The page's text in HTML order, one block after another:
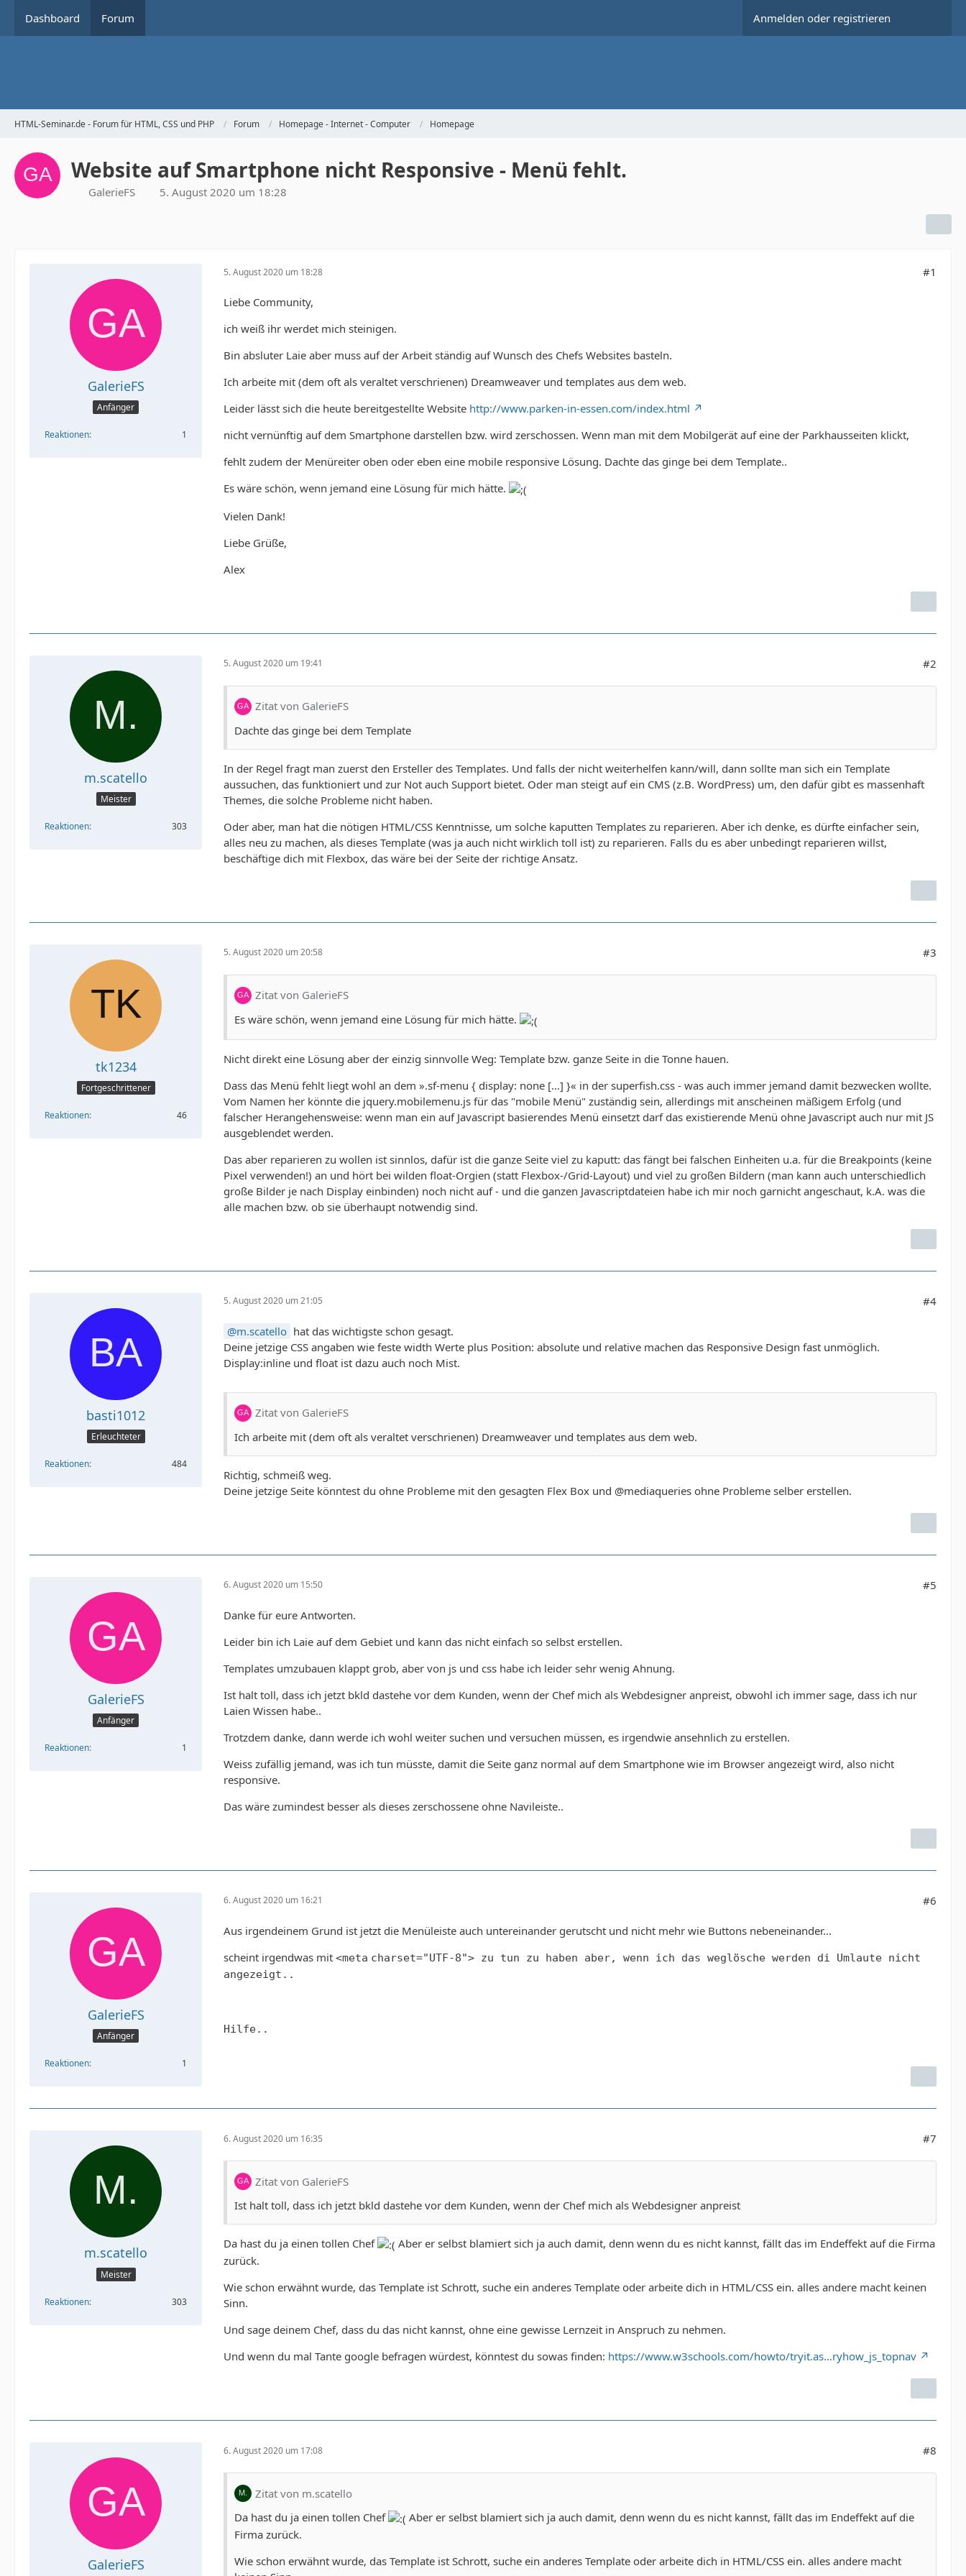
Dashboard Forum Anmelden oder registrieren
HTML-Seminar.de - Forum für HTML, CSS und PHP Forum Homepage - Internet - Computer Homepage
Website auf Smartphone nicht Responsive - Menü fehlt.
GalerieFS 5. August 2020 um 18:28
GalerieFS
Anfänger
Reaktionen 1
5. August 2020 um 18:28 #1
Liebe Community,
ich weiß ihr werdet mich steinigen.
Bin absluter Laie aber muss auf der Arbeit ständig auf Wunsch des Chefs Websites basteln.
Ich arbeite mit (dem oft als veraltet verschrienen) Dreamweaver und templates aus dem web.
Leider lässt sich die heute bereitgestellte Website http://www.parken-in-essen.com/index.html
nicht vernünftig auf dem Smartphone darstellen bzw. wird zerschossen. Wenn man mit dem Mobilgerät auf eine der Parkhausseiten klickt,
fehlt zudem der Menüreiter oben oder eben eine mobile responsive Lösung. Dachte das ginge bei dem Template..
Es wäre schön, wenn jemand eine Lösung für mich hätte.
Vielen Dank!
Liebe Grüße,
Alex
m.scatello
Meister
Reaktionen 303
5. August 2020 um 19:41 #2
Zitat von GalerieFS
Dachte das ginge bei dem Template
In der Regel fragt man zuerst den Ersteller des Templates. Und falls der nicht weiterhelfen kann/will, dann sollte man sich ein Template
aussuchen, das funktioniert und zur Not auch Support bietet. Oder man steigt auf ein CMS (z.B. WordPress) um, den dafür gibt es massenhaft
Themes, die solche Probleme nicht haben.
Oder aber, man hat die nötigen HTML/CSS Kenntnisse, um solche kaputten Templates zu reparieren. Aber ich denke, es dürfte einfacher sein,
alles neu zu machen, als dieses Template (was ja auch nicht wirklich toll ist) zu reparieren. Falls du es aber unbedingt reparieren willst,
beschäftige dich mit Flexbox, das wäre bei der Seite der richtige Ansatz.
tk1234
Fortgeschrittener
Reaktionen 46
5. August 2020 um 20:58 #3
Zitat von GalerieFS
Es wäre schön, wenn jemand eine Lösung für mich hätte.
Nicht direkt eine Lösung aber der einzig sinnvolle Weg: Template bzw. ganze Seite in die Tonne hauen.
Dass das Menü fehlt liegt wohl an dem ».sf-menu { display: none […] }« in der superfish.css - was auch immer jemand damit bezwecken wollte.
Vom Namen her könnte die jquery.mobilemenu.js für das "mobile Menü" zuständig sein, allerdings mit anscheinen mäßigem Erfolg (und
falscher Herangehensweise: wenn man ein auf Javascript basierendes Menü einsetzt darf das existierende Menü ohne Javascript auch nur mit JS
ausgeblendet werden.
Das aber reparieren zu wollen ist sinnlos, dafür ist die ganze Seite viel zu kaputt: das fängt bei falschen Einheiten u.a. für die Breakpoints (keine
Pixel verwenden!) an und hört bei wilden float-Orgien (statt Flexbox-/Grid-Layout) und viel zu großen Bildern (man kann auch unterschiedlich
große Bilder je nach Display einbinden) noch nicht auf - und die ganzen Javascriptdateien habe ich mir noch garnicht angeschaut, k.A. was die
alle machen bzw. ob sie überhaupt notwendig sind.
basti1012
Erleuchteter
Reaktionen 484
5. August 2020 um 21:05 #4
m.scatello hat das wichtigste schon gesagt.
Deine jetzige CSS angaben wie feste width Werte plus Position: absolute und relative machen das Responsive Design fast unmöglich.
Display:inline und float ist dazu auch noch Mist.
Zitat von GalerieFS
Ich arbeite mit (dem oft als veraltet verschrienen) Dreamweaver und templates aus dem web.
Richtig, schmeiß weg.
Deine jetzige Seite könntest du ohne Probleme mit den gesagten Flex Box und @mediaqueries ohne Probleme selber erstellen.
GalerieFS
Anfänger
Reaktionen 1
6. August 2020 um 15:50 #5
Danke für eure Antworten.
Leider bin ich Laie auf dem Gebiet und kann das nicht einfach so selbst erstellen.
Templates umzubauen klappt grob, aber von js und css habe ich leider sehr wenig Ahnung.
Ist halt toll, dass ich jetzt bkld dastehe vor dem Kunden, wenn der Chef mich als Webdesigner anpreist, obwohl ich immer sage, dass ich nur
Laien Wissen habe..
Trotzdem danke, dann werde ich wohl weiter suchen und versuchen müssen, es irgendwie ansehnlich zu erstellen.
Weiss zufällig jemand, was ich tun müsste, damit die Seite ganz normal auf dem Smartphone wie im Browser angezeigt wird, also nicht
responsive.
Das wäre zumindest besser als dieses zerschossene ohne Navileiste..
GalerieFS
Anfänger
Reaktionen 1
6. August 2020 um 16:21 #6
Aus irgendeinem Grund ist jetzt die Menüleiste auch untereinander gerutscht und nicht mehr wie Buttons nebeneinander...
scheint irgendwas mit <meta charset="UTF-8"> zu tun zu haben aber, wenn ich das weglösche werden di Umlaute nicht
angezeigt..
Hilfe..
m.scatello
Meister
Reaktionen 303
6. August 2020 um 16:35 #7
Zitat von GalerieFS
Ist halt toll, dass ich jetzt bkld dastehe vor dem Kunden, wenn der Chef mich als Webdesigner anpreist
Da hast du ja einen tollen Chef
Aber er selbst blamiert sich ja auch damit, denn wenn du es nicht kannst, fällt das im Endeffekt auf die Firma
zurück.
Wie schon erwähnt wurde, das Template ist Schrott, suche ein anderes Template oder arbeite dich in HTML/CSS ein. alles andere macht keinen
Sinn.
Und sage deinem Chef, dass du das nicht kannst, ohne eine gewisse Lernzeit in Anspruch zu nehmen.
Und wenn du mal Tante google befragen würdest, könntest du sowas finden: https://www.w3schools.com/howto/tryit.as…ryhow_js_topnav
GalerieFS
6. August 2020 um 17:08 #8
Zitat von m.scatello
Da hast du ja einen tollen Chef
Aber er selbst blamiert sich ja auch damit, denn wenn du es nicht kannst, fällt das im Endeffekt auf die
Firma zurück.
Wie schon erwähnt wurde, das Template ist Schrott, suche ein anderes Template oder arbeite dich in HTML/CSS ein. alles andere macht